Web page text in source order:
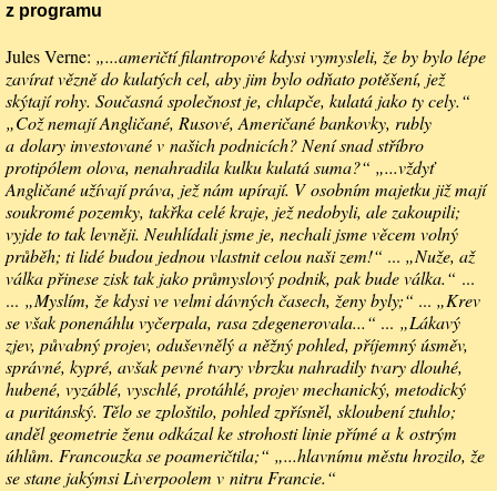
z programu
Jules Verne: „...američtí filantropové kdysi vymysleli, že by bylo lépe
zavírat vězně do kulatých cel, aby jim bylo odňato potěšení, jež
skýtají rohy. Současná společnost je, chlapče, kulatá jako ty cely.“
„Což nemají Angličané, Rusové, Američané bankovky, rubly
a dolary investované v našich podnicích? Není snad stříbro
protipólem olova, nenahradila kulku kulatá suma?“ „...vždyť
Angličané užívají práva, jež nám upírají. V osobním majetku již mají
soukromé pozemky, takřka celé kraje, jež nedobyli, ale zakoupili;
vyjde to tak levněji. Neuhlídali jsme je, nechali jsme věcem volný
průběh; ti lidé budou jednou vlastnit celou naši zem!“ ... „Nuže, až
válka přinese zisk tak jako průmyslový podnik, pak bude válka.“ ...
... „Myslím, že kdysi ve velmi dávných časech, ženy byly;“ ... „Krev
se však ponenáhlu vyčerpala, rasa zdegenerovala...“ ... „Lákavý
zjev, půvabný projev, oduševnělý a něžný pohled, příjemný úsměv,
správné, kypré, avšak pevné tvary vbrzku nahradily tvary dlouhé,
hubené, vyzáblé, vyschlé, protáhlé, projev mechanický, metodický
a puritánský. Tělo se zploštilo, pohled zpřísněl, skloubení ztuhlo;
anděl geometrie ženu odkázal ke strohosti linie přímé a k ostrým
úhlům. Francouzka se poameričtila;“ „...hlavnímu městu hrozilo, že
se stane jakýmsi Liverpoolem v nitru Francie.“